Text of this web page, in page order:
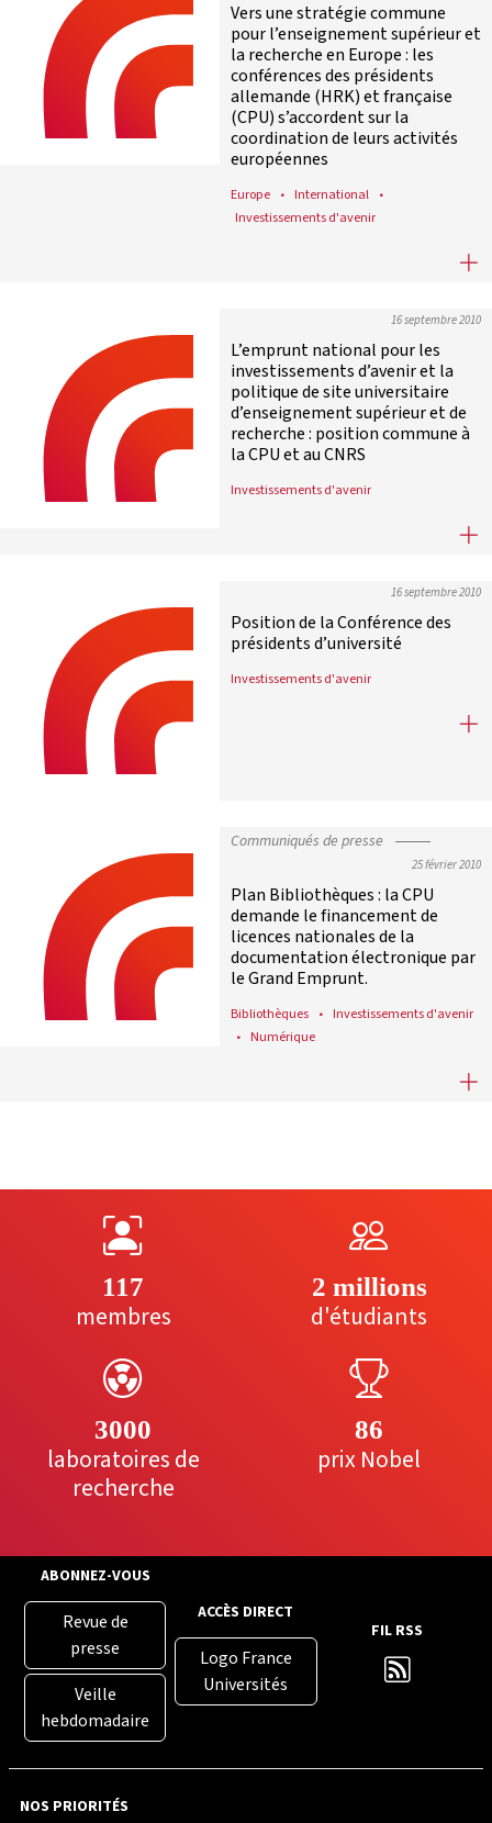
Vers une stratégie commune
pour l’enseignement supérieur et
la recherche en Europe : les
conférences des présidents
allemande (HRK) et française
(CPU) s’accordent sur la
coordination de leurs activités
européennes
Europe
International
Investissements d'avenir
Vers une stratégie commune
16 septembre 2010
L’emprunt national pour les
investissements d’avenir et la
politique de site universitaire
d’enseignement supérieur et de
recherche : position commune à
la CPU et au CNRS
Investissements d'avenir
L’emprunt national pour les
16 septembre 2010
Position de la Conférence des
présidents d’université
Investissements d'avenir
Position de la Conférence des
Communiqués de presse
25 février 2010
Plan Bibliothèques : la CPU
demande le financement de
licences nationales de la
documentation électronique par
le Grand Emprunt.
Bibliothèques
Investissements d'avenir
Numérique
Plan Bibliothèques : la CPU
117
membres
2 millions
d'étudiants
3000
laboratoires de
recherche
86
prix Nobel
ABONNEZ-VOUS
Revue de
presse
Veille
hebdomadaire
ACCÈS DIRECT
Logo France
Universités
FIL RSS
NOS PRIORITÉS